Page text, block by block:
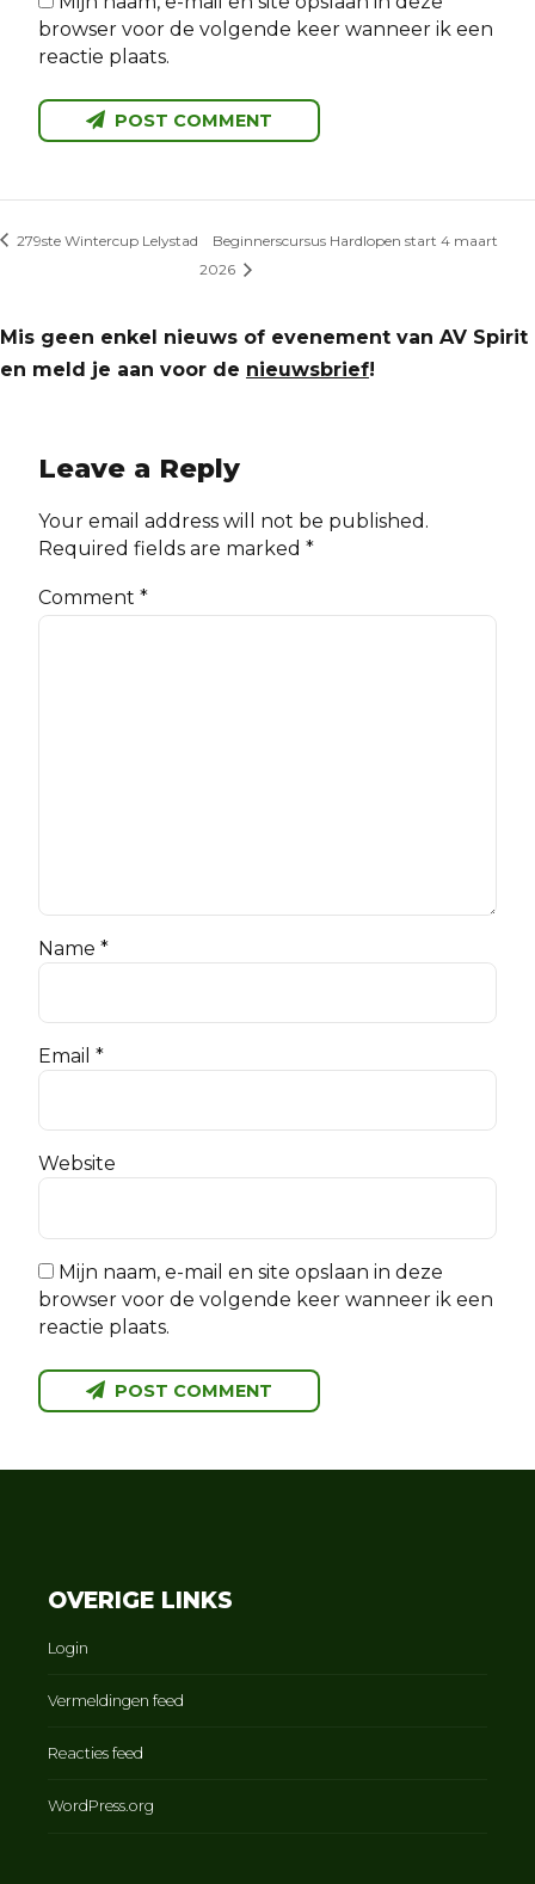
browser voor de volgende keer wanneer ik een
reactie plaats.
POST COMMENT
279ste Wintercup Lelystad
Beginnerscursus Hardlopen start 4 maart
2026
Mis geen enkel nieuws of evenement van AV Spirit
en meld je aan voor de nieuwsbrief!
Leave a Reply
Your email address will not be published.
Required fields are marked *
Comment *
Name *
Email *
Website
Mijn naam, e-mail en site opslaan in deze
browser voor de volgende keer wanneer ik een
reactie plaats.
POST COMMENT
OVERIGE LINKS
Login
Vermeldingen feed
Reacties feed
WordPress.org